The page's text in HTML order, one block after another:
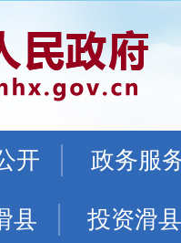
开 政务服
县 投资滑县